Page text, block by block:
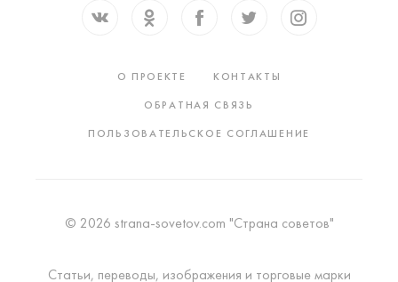
О ПРОЕКТЕ
КОНТАКТЫ
ОБРАТНАЯ СВЯЗЬ
ПОЛЬЗОВАТЕЛЬСКОЕ СОГЛАШЕНИЕ
© 2026 strana-sovetov.com "Страна советов"
Статьи, переводы, изображения и торговые марки